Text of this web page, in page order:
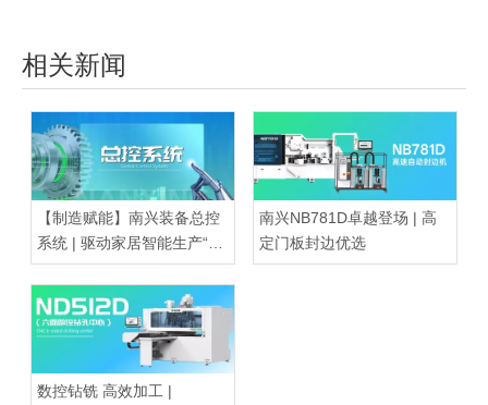
相关新闻
【制造赋能】南兴装备总控
系统 | 驱动家居智能生产“超
级大脑”
南兴NB781D卓越登场 | 高
定门板封边优选
数控钻铣 高效加工 |